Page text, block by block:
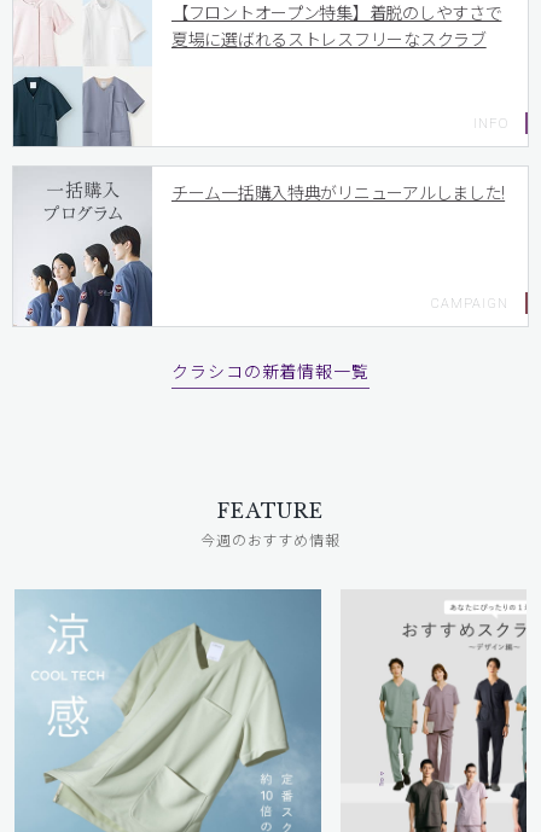
【フロントオープン特集】着脱のしやすさで
夏場に選ばれるストレスフリーなスクラブ
チーム一括購入特典がリニューアルしました!
クラシコの新着情報一覧
FEATURE
今週のおすすめ情報